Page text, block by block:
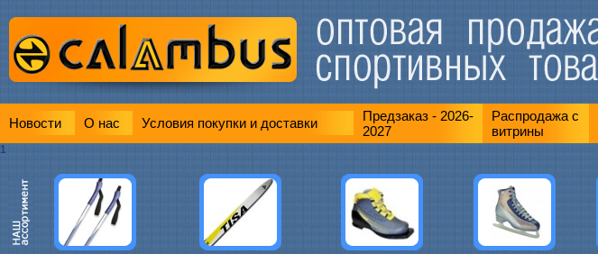
Новости О нас Условия покупки и доставки
Предзаказ - 2026-
2027
Распродажа с
витрины
1